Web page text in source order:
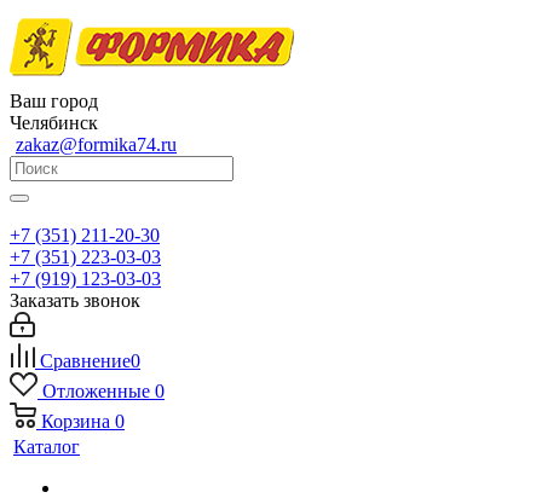
Ваш город
Челябинск
zakaz@formika74.ru
+7 (351) 211-20-30
+7 (351) 223-03-03
+7 (919) 123-03-03
Заказать звонок
Сравнение0
Отложенные 0
Корзина 0
Каталог